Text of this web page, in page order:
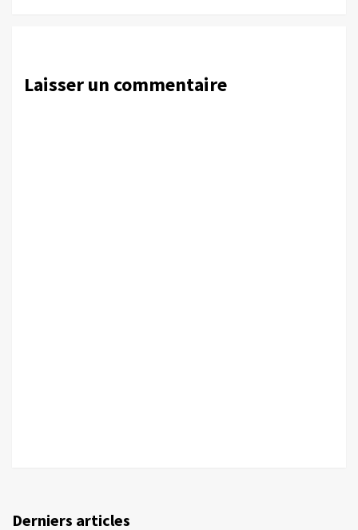
Laisser un commentaire
Derniers articles